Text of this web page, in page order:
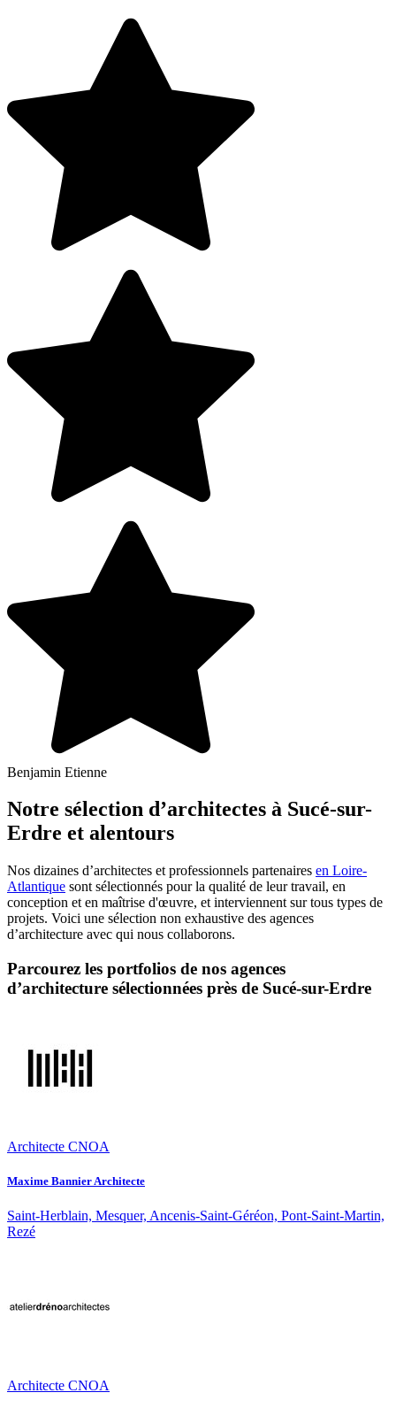
Benjamin Etienne
Notre sélection d’architectes à Sucé-sur-
Erdre et alentours
Nos dizaines d’architectes et professionnels partenaires en Loire-
Atlantique sont sélectionnés pour la qualité de leur travail, en
conception et en maîtrise d'œuvre, et interviennent sur tous types de
projets. Voici une sélection non exhaustive des agences
d’architecture avec qui nous collaborons.
Parcourez les portfolios de nos agences
d’architecture sélectionnées près de Sucé-sur-Erdre
Architecte CNOA
Maxime Bannier Architecte
Saint-Herblain, Mesquer, Ancenis-Saint-Géréon, Pont-Saint-Martin,
Rezé
Architecte CNOA